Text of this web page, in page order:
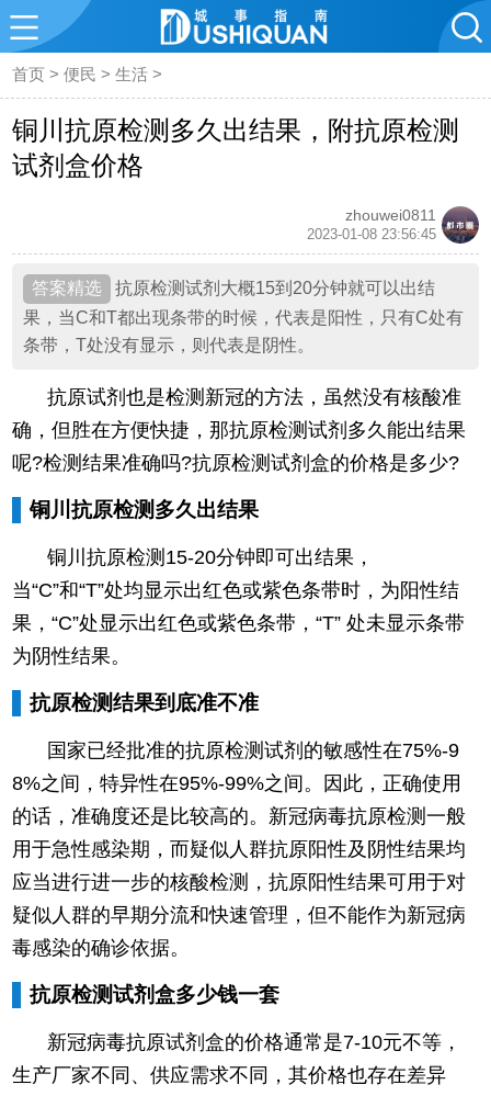
首页 >便民 >生活 >
铜川抗原检测多久出结果，附抗原检测
试剂盒价格
zhouwei0811
2023-01-08 23:56:45
抗原检测试剂大概15到20分钟就可以出结
果，当C和T都出现条带的时候，代表是阳性，只有C处有
条带，T处没有显示，则代表是阴性。
抗原试剂也是检测新冠的方法，虽然没有核酸准
确，但胜在方便快捷，那抗原检测试剂多久能出结果
呢?检测结果准确吗?抗原检测试剂盒的价格是多少?
铜川抗原检测多久出结果
铜川抗原检测15-20分钟即可出结果，
当“C”和“T”处均显示出红色或紫色条带时，为阳性结
果，“C”处显示出红色或紫色条带，“T” 处未显示条带
为阴性结果。
抗原检测结果到底准不准
国家已经批准的抗原检测试剂的敏感性在75%-9
8%之间，特异性在95%-99%之间。因此，正确使用
的话，准确度还是比较高的。新冠病毒抗原检测一般
用于急性感染期，而疑似人群抗原阳性及阴性结果均
应当进行进一步的核酸检测，抗原阳性结果可用于对
疑似人群的早期分流和快速管理，但不能作为新冠病
毒感染的确诊依据。
抗原检测试剂盒多少钱一套
新冠病毒抗原试剂盒的价格通常是7-10元不等，
生产厂家不同、供应需求不同，其价格也存在差异